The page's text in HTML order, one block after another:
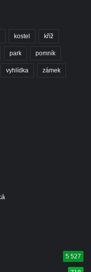
kostel kříž
park pomník
vyhlídka zámek
5 527